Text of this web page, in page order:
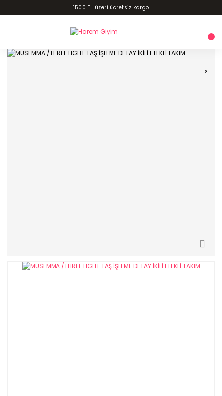
1500 TL üzeri ücretsiz kargo